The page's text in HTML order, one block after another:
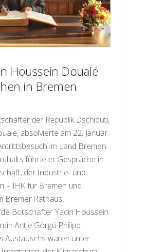
Houssein Doualé
in Bremen
der Republik Dschibuti,
absolvierte am 22. Januar
im Land Bremen.
führte er Gespräche in
der Industrie- und
– IHK für Bremen und
Bremer Rathaus.
Botschafter Yacin Houssein
Antje Görgü-Philipp
Austauschs waren unter